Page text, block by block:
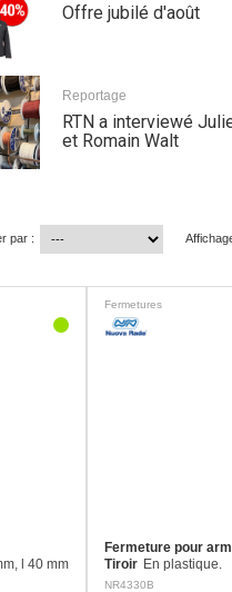
Offre jubilé d'août
Reportage
RTN a interviewé
et Romain Walt
par :
l 40 mm
: 4
Fermetures
Fermeture pour
Tiroir En plastique.
NR4330B